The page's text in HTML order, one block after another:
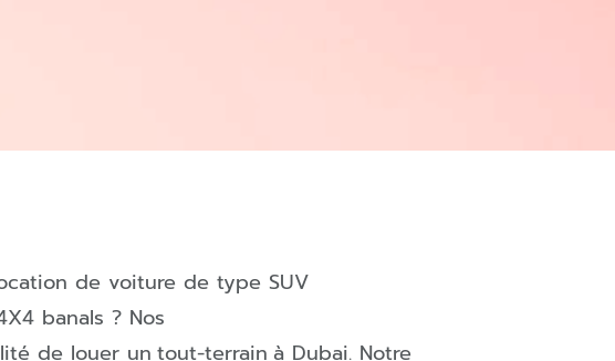
de voiture de type SUV
banals ? Nos
de louer un tout-terrain à Dubai. Notre